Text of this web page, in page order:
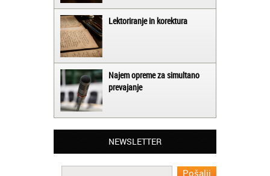
Lektoriranje in korektura
Najem opreme za simultano
prevajanje
NEWSLETTER
Matjaž iz Ajdovščine:
Lahko pohvalim vse zaposlene v Akademiji
prevajalske storitve opravljajo hitro in
Martina iz Bleda: